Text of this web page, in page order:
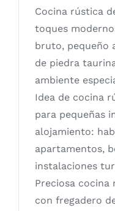
Cocina rústica
toques
bruto, pequeño
de piedra
ambiente
Idea de cocina
para pequeñas
alojamiento:
apartamentos,
instalaciones
Preciosa cocina
con fregadero